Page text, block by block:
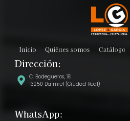
Inicio Quiénes somos Catálogo
Dirección:
C. Bodegueros, 18.
13250 Daimiel (Ciudad Real)
WhatsApp: